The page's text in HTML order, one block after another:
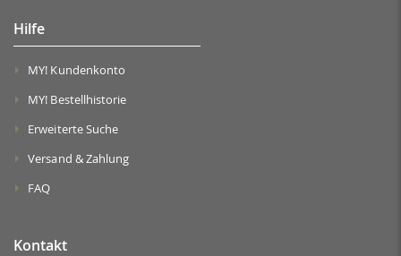
Hilfe
MY! Kundenkonto
MY! Bestellhistorie
Erweiterte Suche
Versand & Zahlung
FAQ
Kontakt